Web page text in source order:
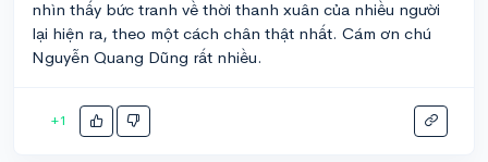
nhìn thấy bức tranh về thời thanh xuân của nhiều người
lại hiện ra, theo một cách chân thật nhất. Cám ơn chú
Nguyễn Quang Dũng rất nhiều.
+1